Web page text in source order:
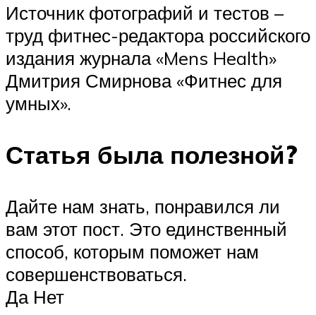
Источник фотографий и тестов –
труд фитнес-редактора российского
издания журнала «Mens Health»
Дмитрия Смирнова «Фитнес для
умных».
Статья была полезной?
Дайте нам знать, понравился ли
вам этот пост. Это единственный
способ, которым поможет нам
совершенствоваться.
Да Нет